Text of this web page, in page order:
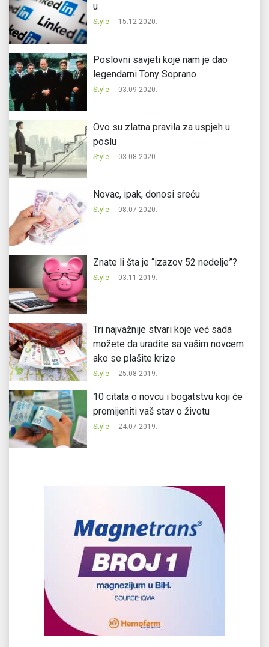
u
Style 15.12.2020.
Poslovni savjeti koje nam je dao
legendarni Tony Soprano
Style 03.09.2020.
Ovo su zlatna pravila za uspjeh u
poslu
Style 03.08.2020.
Novac, ipak, donosi sreću
Style 08.07.2020.
Znate li šta je “izazov 52 nedelje”?
Style 03.11.2019.
Tri najvažnije stvari koje već sada
možete da uradite sa vašim novcem
ako se plašite krize
Style 25.08.2019.
10 citata o novcu i bogatstvu koji će
promijeniti vaš stav o životu
Style 24.07.2019.